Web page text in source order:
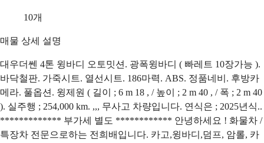
10개
매물 상세 설명
대우더쎈 4톤 윙바디 오토밋션. 광폭윙바디 ( 빠레트 10장가능 ).
바닥철판. 가죽시트. 열선시트. 186마력. ABS. 정품네비. 후방카
메라. 풀옵션. 윙제원 ( 길이 ; 6 m 18 , / 높이 ; 2 m 40 , / 폭 ; 2 m 40
). 실주행 ; 254,000 km. ,,, 무사고 차량입니다. 연식은 ; 2025년식..
************* 부가세 별도 ************ 안녕하세요 ! 화물차 /
특장차 전문으로하는 전희배입니다. 카고,윙바디,덤프, 암롤, 카